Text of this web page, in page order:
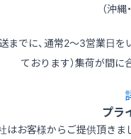
（沖
までに、通常2～3営業日を
ております）集荷が間に
プラ
はお客様からご提供頂きま